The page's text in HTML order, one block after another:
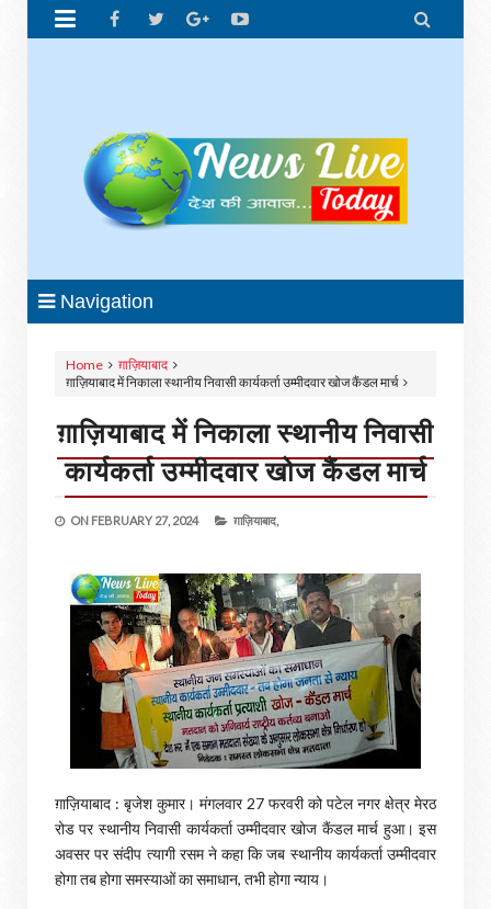
 
Navigation
Home
ग़ाज़ियाबाद
ग़ाज़ियाबाद में निकाला स्थानीय निवासी कार्यकर्ता उम्मीदवार खोज कैंडल मार्च
ग़ाज़ियाबाद में निकाला स्थानीय निवासी
कार्यकर्ता उम्मीदवार खोज कैंडल मार्च
ON FEBRUARY 27, 2024 ग़ाज़ियाबाद,
ग़ाज़ियाबाद : बृजेश कुमार। मंगलवार 27 फरवरी को पटेल नगर क्षेत्र मेरठ
रोड पर स्थानीय निवासी कार्यकर्ता उम्मीदवार खोज कैंडल मार्च हुआ। इस
अवसर पर संदीप त्यागी रसम ने कहा कि जब स्थानीय कार्यकर्ता उम्मीदवार
होगा तब होगा समस्याओं का समाधान, तभी होगा न्याय।